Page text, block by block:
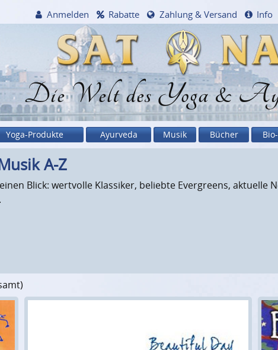
Die Welt des Yoga &
Anmelden Rabatte Zahlung & Versand Info
Yoga-Produkte Ayurveda Musik Bücher
A-Z
Blick: wertvolle Klassiker, beliebte Evergreens, aktuelle